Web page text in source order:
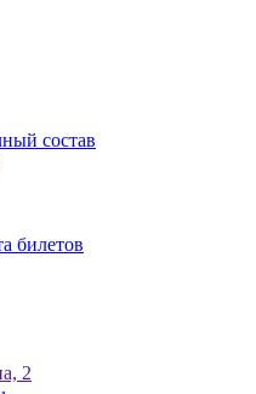
состав
билетов
2